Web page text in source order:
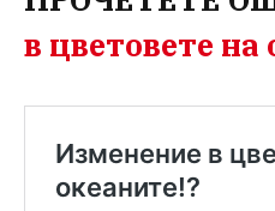
в цветовете на